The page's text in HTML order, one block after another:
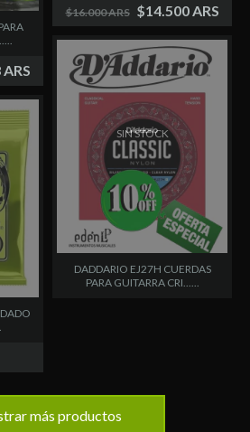
$16.000 ARS $14.500 ARS
SIN STOCK
DADDARIO EJ27H CUERDAS
PARA GUITARRA CRI......
más productos